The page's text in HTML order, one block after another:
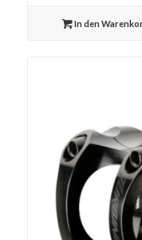
54,95 €
In den